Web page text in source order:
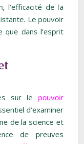
l’efficacité de la
Le pouvoir
que dans l’esprit
sur le pouvoir
d’examiner
de la science et
de preuves